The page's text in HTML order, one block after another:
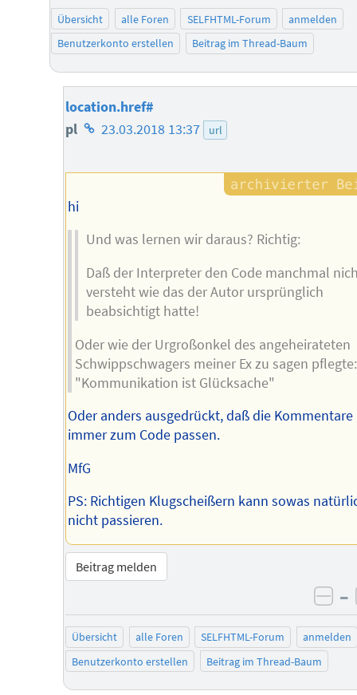
Übersicht alle Foren SELFHTML-Forum
anmelden
Benutzerkonto erstellen
Beitrag im Thread-Baum
location.href#
pl Homepage
Autors
23.03.2018 13:37 url
hi
Und was lernen wir daraus? Richtig:
Daß der Interpreter den Code manchmal
versteht wie das der Autor ursprünglich
beabsichtigt hatte!
Oder wie der Urgroßonkel des angeheirateten
Schwippschwagers meiner Ex zu sagen pflegte:
"Kommunikation ist Glücksache"
Oder anders ausgedrückt, daß die
immer zum Code passen.
MfG
PS: Richtigen Klugscheißern kann sowas
nicht passieren.
Beitrag melden
–
Übersicht alle Foren SELFHTML-Forum
anmelden
Benutzerkonto erstellen
Beitrag im Thread-Baum